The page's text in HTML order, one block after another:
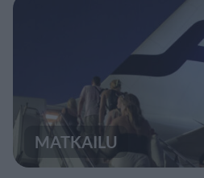
MATKAILU